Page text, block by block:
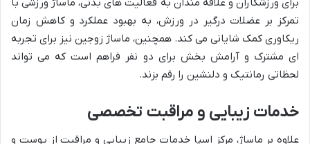
تمرکز بر عضلات درگیر در ورزش، به بهبود عملکرد و کاهش زمان
ریکاوری کمک شایانی می کند. همچنین، ماساژ زوجین نیز برای تجربه
ای مشترک و آرامش بخش برای دو نفر فراهم است که می تواند
لحظاتی رمانتیک و دلنشین را رقم بزند.
خدمات زیبایی و مراقبت تخصصی
علاوه بر ماساژ، مرکز اسپا خدمات جامع زیبایی و مراقبت از پوست و